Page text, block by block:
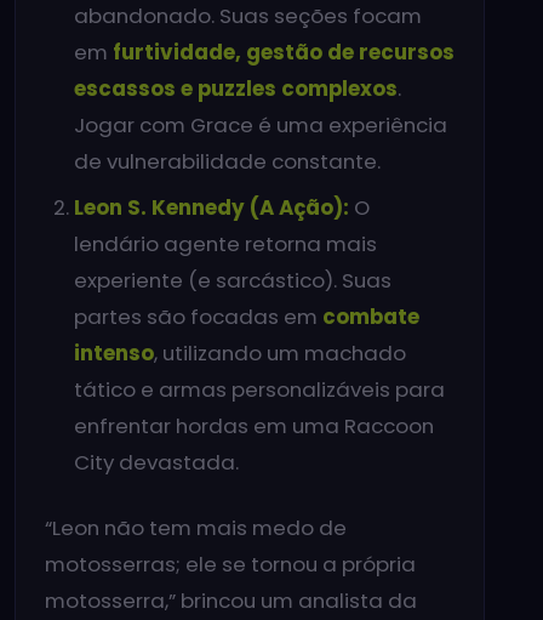
abandonado. Suas seções focam
em furtividade, gestão de recursos
escassos e puzzles complexos.
Jogar com Grace é uma experiência
de vulnerabilidade constante.
Leon S. Kennedy (A Ação): O
lendário agente retorna mais
experiente (e sarcástico). Suas
partes são focadas em combate
intenso, utilizando um machado
tático e armas personalizáveis para
enfrentar hordas em uma Raccoon
City devastada.
“Leon não tem mais medo de
motosserras; ele se tornou a própria
motosserra,” brincou um analista da